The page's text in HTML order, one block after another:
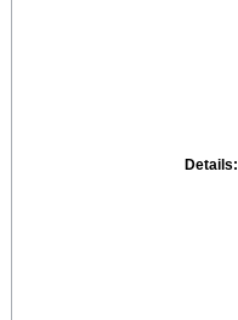
Details: